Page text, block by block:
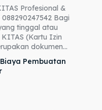
Profesional &
Bagi
tinggal atau
(Kartu Izin
dokumen...
Pembuatan